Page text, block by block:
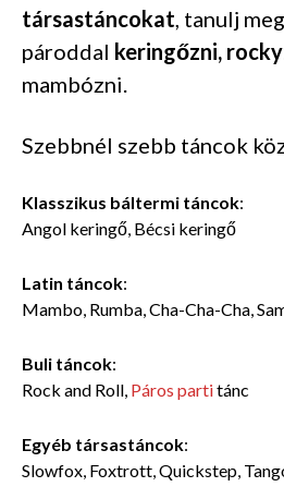
társastáncokat , tanulj
pároddal keringőzni,
mambózni.
Szebbnél szebb táncok
Klasszikus báltermi táncok:
Angol keringő, Bécsi keringő
Latin táncok:
Mambo, Rumba, Cha-Cha-Cha,
Buli táncok:
Rock and Roll, Páros partitánc
Egyéb társastáncok:
Slowfox, Foxtrott, Quickstep,